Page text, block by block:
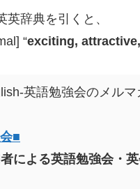
辞典を引くと、
“exciting,
英語勉強会のメル
■
による英語勉強会・